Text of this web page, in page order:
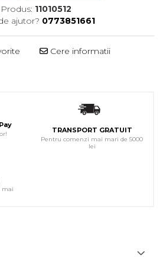
11010512
ajutor? 0773851661
Cere informatii
TRANSPORT GRATUIT
Pentru comenzi mai mari de 5000
lei
mai